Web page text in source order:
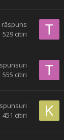
răspuns
529 citiri
555 citiri
451 citiri